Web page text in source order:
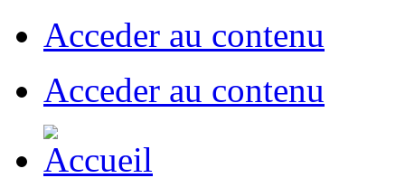
Acceder au contenu
Acceder au contenu